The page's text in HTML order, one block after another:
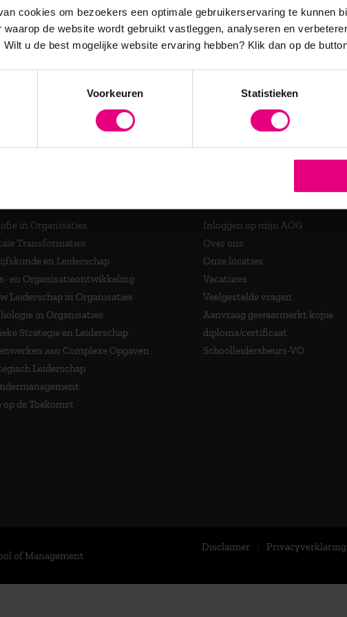
cookies om bezoekers een optimale gebruikerservaring te kunnen
waarop de website wordt gebruikt vastleggen, analyseren en
u de best mogelijke website ervaring hebben? Klik dan op de
Voorkeuren Statistieken
Geaccrediteerde opleidingen
in Organisaties
Transformaties
en Leiderschap
en Organisatieontwikkeling
Leiderschap in Organisaties
in Organisaties
Strategie en Leiderschap
aan Complexe Opgaven
Leiderschap
op de Toekomst
Inloggen op mijn AOG
Over ons
Onze locaties
Vacatures
Veelgestelde vragen
Aanvraag gewaarmerkt kopie
diploma/certificaat
Schoolleidersbeurs-VO
of Management
Disclaimer Privacyverklaring